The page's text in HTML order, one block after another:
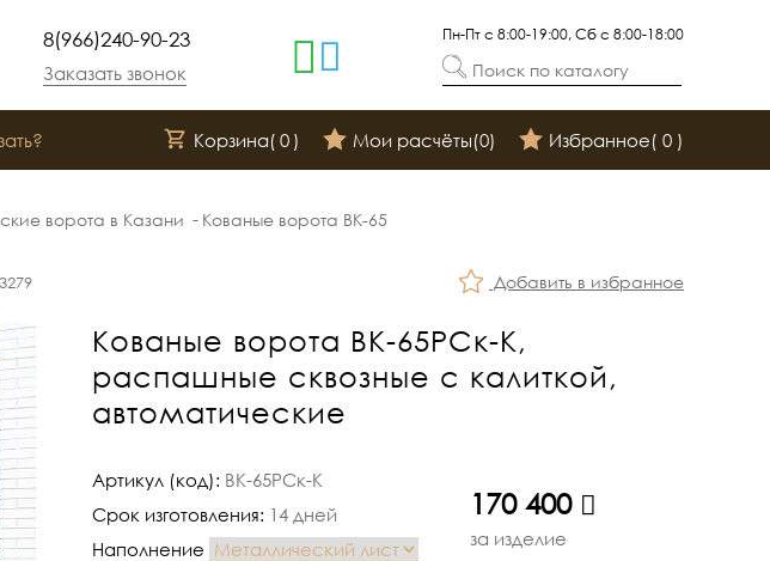
8(966)240-90-23
Заказать звонок
Пн-Пт с 8:00-19:00, Сб с 8:00-18:00
Поиск по каталогу
Корзина( 0 ) Мои расчёты(0) Избранное( 0 )
ворота в Казани Кованые ворота ВК-65
3279 Добавить в избранное
Кованые ворота ВК-65РСк-К,
распашные сквозные с калиткой,
автоматические
Артикул (код): ВК-65РСк-К
Срок изготовления: 14 дней
Наполнение
170 400
руб.
за изделие